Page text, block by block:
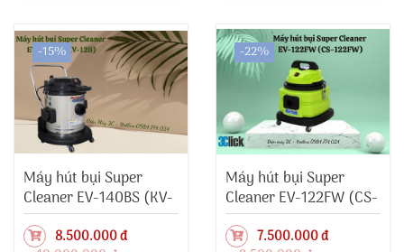
-15%
Máy hút bụi Super
Cleaner EV-140BS (KV-
12B)
8.500.000 đ
-22%
Máy hút bụi Super
Cleaner EV-122FW (CS-
122FW)
7.500.000 đ